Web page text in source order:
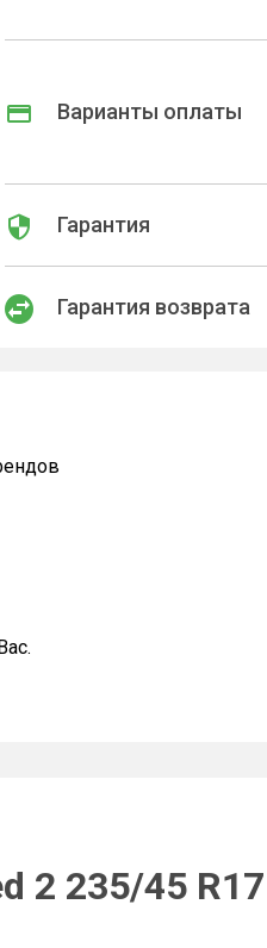
Варианты оплаты
Гарантия
Гарантия возврата
2 235/45